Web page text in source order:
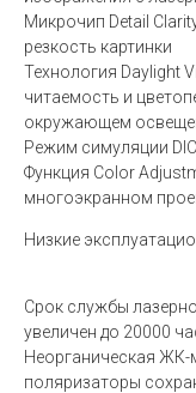
Микрочип Detail
резкость картинки
Технология Daylight
читаемость и
окружающем
Режим симуляции
Функция Color
многоэкранном
Низкие
Срок службы
увеличен до 20000
Неорганическая ЖК-
поляризаторы